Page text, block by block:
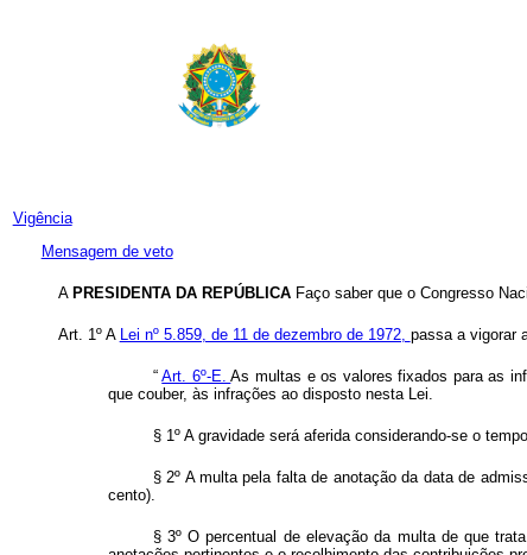
Vigência
Mensagem de veto
A PRESIDENTA DA REPÚBLICA Faço saber que o Congresso
Art. 1º A Lei nº 5.859, de 11 de dezembro de 1972, passa a vigorar
“Art. 6º-E.As multas e os valores fixados para as
que couber, às infrações ao disposto nesta Lei.
§ 1º A gravidade será aferida considerando-se o
§ 2º A multa pela falta de anotação da data de
cento).
§ 3º O percentual de elevação da multa de que